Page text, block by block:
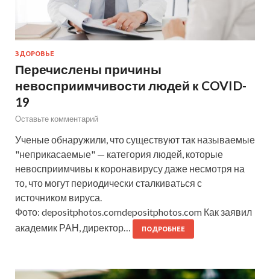
ЗДОРОВЬЕ
Перечислены причины
невосприимчивости людей к COVID-
19
Оставьте комментарий
Ученые обнаружили, что существуют так называемые
"неприкасаемые" — категория людей, которые
невосприимчивы к коронавирусу даже несмотря на
то, что могут периодически сталкиваться с
источником вируса.
Фото: depositphotos.comdepositphotos.com Как заявил
академик РАН, директор…
ПОДРОБНЕЕ